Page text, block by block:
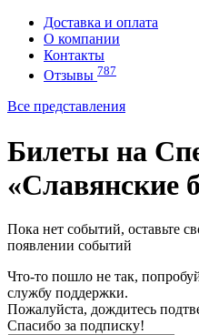
Доставка и оплата
О компании
Контакты
Отзывы 787
Все представления
Билеты на
«Славянские
Пока нет событий, оставьте
появлении событий
Что-то пошло не так,
службу поддержки.
Пожалуйста, дождитесь
Спасибо за подписку!